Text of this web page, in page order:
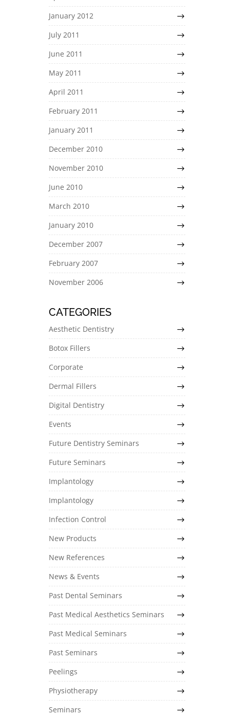
January 2012
July 2011
June 2011
May 2011
April 2011
February 2011
January 2011
December 2010
November 2010
June 2010
March 2010
January 2010
December 2007
February 2007
November 2006
CATEGORIES
Aesthetic Dentistry
Botox Fillers
Corporate
Dermal Fillers
Digital Dentistry
Events
Future Dentistry Seminars
Future Seminars
Implantology
Implantology
Infection Control
New Products
New References
News & Events
Past Dental Seminars
Past Medical Aesthetics Seminars
Past Medical Seminars
Past Seminars
Peelings
Physiotherapy
Seminars